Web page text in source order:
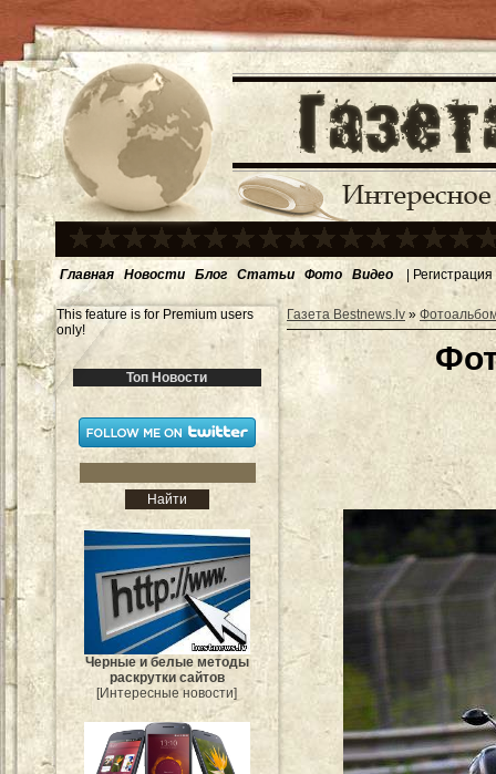
Главная Новости Блог Статьи Фото Видео | Регистрация
This feature is for Premium users
only!
Топ Новости
Черные и белые методы
раскрутки сайтов
[Интересные новости]
Газета Bestnews.lv»